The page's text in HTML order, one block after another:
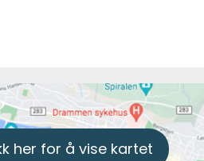
her for å vise kartet